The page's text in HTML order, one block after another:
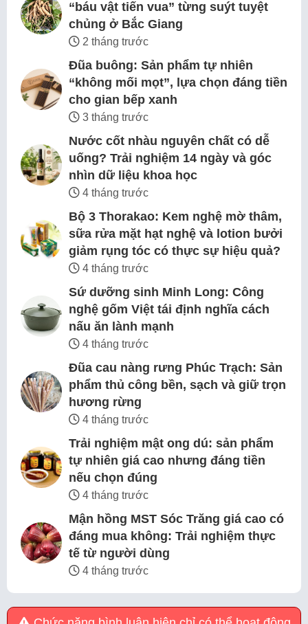
“báu vật tiến vua” từng suýt tuyệt
chủng ở Bắc Giang
2 tháng trước
Đũa buông: Sản phẩm tự nhiên
“không mối mọt”, lựa chọn đáng tiền
cho gian bếp xanh
3 tháng trước
Nước cốt nhàu nguyên chất có dễ
uống? Trải nghiệm 14 ngày và góc
nhìn dữ liệu khoa học
4 tháng trước
Bộ 3 Thorakao: Kem nghệ mờ thâm,
sữa rửa mặt hạt nghệ và lotion bưởi
giảm rụng tóc có thực sự hiệu quả?
4 tháng trước
Sứ dưỡng sinh Minh Long: Công
nghệ gốm Việt tái định nghĩa cách
nấu ăn lành mạnh
4 tháng trước
Đũa cau nàng rưng Phúc Trạch: Sản
phẩm thủ công bền, sạch và giữ trọn
hương rừng
4 tháng trước
Trải nghiệm mật ong dú: sản phẩm
tự nhiên giá cao nhưng đáng tiền
nếu chọn đúng
4 tháng trước
Mận hồng MST Sóc Trăng giá cao có
đáng mua không: Trải nghiệm thực
tế từ người dùng
4 tháng trước